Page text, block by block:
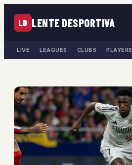
LD LENTE DESPORTIVA
LIVE LEAGUES CLUBS PLAYERS